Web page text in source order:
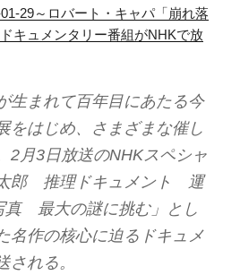
29～ロバート・キャパ「崩れ落
キュメンタリー番組がNHKで放
生まれて百年目にあたる今
をはじめ、さまざまな催し
2月3日放送のNHKスペシャ
郎 推理ドキュメント 運
真 最大の謎に挑む」とし
名作の核心に迫るドキュメ
される。